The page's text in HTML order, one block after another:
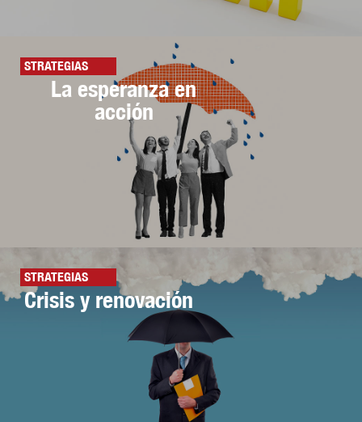
STRATEGIAS
La esperanza en
acción
STRATEGIAS
Crisis y renovación